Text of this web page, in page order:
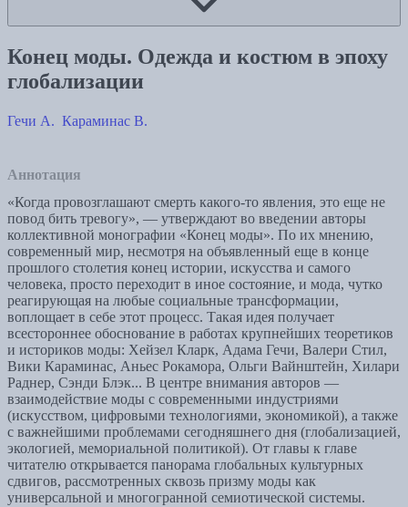
Конец моды. Одежда и костюм в эпоху
глобализации
Гечи А. Караминас В.
Аннотация
«Когда провозглашают смерть какого-то явления, это еще не
повод бить тревогу», — утверждают во введении авторы
коллективной монографии «Конец моды». По их мнению,
современный мир, несмотря на объявленный еще в конце
прошлого столетия конец истории, искусства и самого
человека, просто переходит в иное состояние, и мода, чутко
реагирующая на любые социальные трансформации,
воплощает в себе этот процесс. Такая идея получает
всестороннее обоснование в работах крупнейших теоретиков
и историков моды: Хейзел Кларк, Адама Гечи, Валери Стил,
Вики Караминас, Аньес Рокамора, Ольги Вайнштейн, Хилари
Раднер, Сэнди Блэк... В центре внимания авторов —
взаимодействие моды с современными индустриями
(искусством, цифровыми технологиями, экономикой), а также
с важнейшими проблемами сегодняшнего дня (глобализацией,
экологией, мемориальной политикой). От главы к главе
читателю открывается панорама глобальных культурных
сдвигов, рассмотренных сквозь призму моды как
универсальной и многогранной семиотической системы.